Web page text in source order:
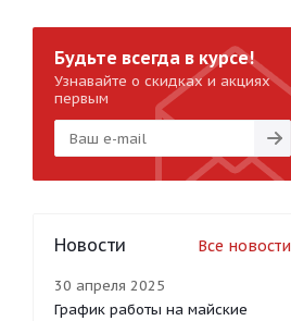
Будьте всегда в курсе!
Узнавайте о скидках и акциях
первым
Новости Все новости
30 апреля 2025
График работы на майские